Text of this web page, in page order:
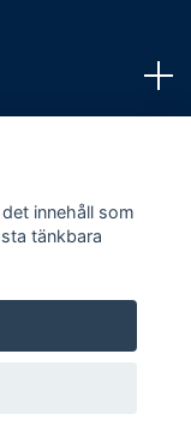
innehåll som
tänkbara